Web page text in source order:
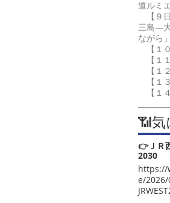
道ルミ
【９
三島―
ながら
【１
【１
【１
【１
【１
📶
👉ＪＲ
2030
https://
e/2026/